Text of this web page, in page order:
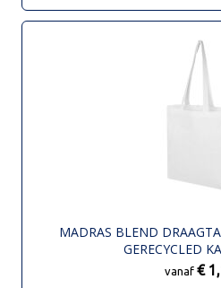
MADRAS BLEND
GERECYCLED
vanaf €